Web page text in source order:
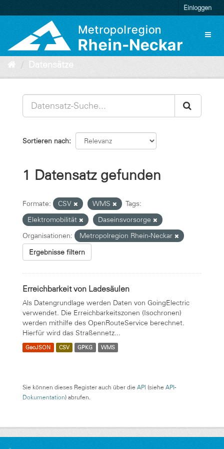
zum
Einloggen
Datensätze
Sortieren nach
1 Datensatz gefunden
Formate: CSV WMS
Tags:
Elektromobilität
Daseinsvorsorge
Organisationen:
Metropolregion Rhein-Neckar
Ergebnisse filtern
Erreichbarkeit von Ladesäulen
Als Datengrundlage werden Daten von GoingElectric
verwendet. Die Erreichbarkeitszonen (Isochronen)
werden mithilfe des OpenRouteService berechnet.
Hierfür wird das Straßennetz...
GeoJSON CSV GPKG WMS
Sie können dieses Register auch über die API (siehe API-
Dokumentation) abrufen.